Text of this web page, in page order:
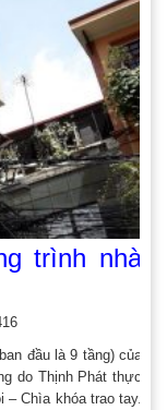
trình nhà
đầu là 9 tầng) của
do Thịnh Phát thực
Chìa khóa trao tay.